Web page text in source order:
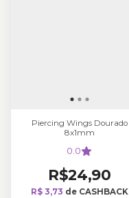
Piercing Wings Dourado
8x1mm
0.0
R$24,90
R$ 3,73 de CASHBACK